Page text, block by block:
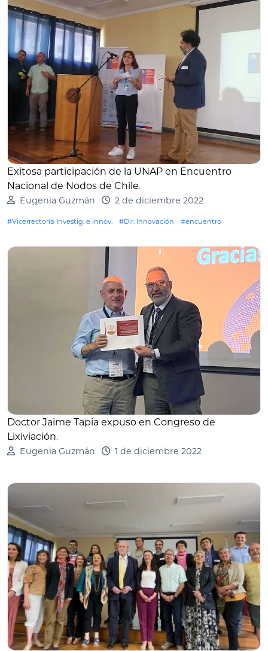
Exitosa participación de la UNAP en Encuentro
Nacional de Nodos de Chile.
Eugenia Guzmán 2 de diciembre 2022
#Vicerrectoría Investig. e Innov. #Dir. Innovación #encuentro
Doctor Jaime Tapia expuso en Congreso de
Lixiviación.
Eugenia Guzmán 1 de diciembre 2022